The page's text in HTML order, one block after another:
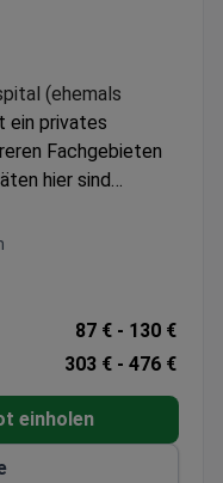
(ehemals
ein privates
Fachgebieten
hier sind
und
Lokman Hekim
der Arabischen Liga
87 € - 130 €
303 € - 476 €
einholen